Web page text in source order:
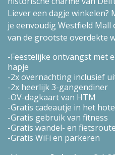
Liever een dagje
je eenvoudig Westfield
van de grootste overdekte
Feestelijke ontvangst met
hapje
2x overnachting inclusief
2x heerlijk 3-gangendiner
OV-dagkaart van HTM
Gratis cadeautje in het
Gratis gebruik van fitness
Gratis wandel- en
Gratis WiFi en parkeren